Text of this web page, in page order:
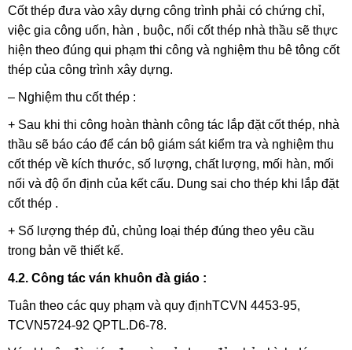
Cốt thép đưa vào xây dựng công trình phải có chứng chỉ,
việc gia công uốn, hàn , buộc, nối cốt thép nhà thầu sẽ thực
hiện theo đúng qui phạm thi công và nghiệm thu bê tông cốt
thép của công trình xây dựng.
– Nghiệm thu cốt thép :
+ Sau khi thi công hoàn thành công tác lắp đặt cốt thép, nhà
thầu sẽ báo cáo để cán bộ giám sát kiểm tra và nghiệm thu
cốt thép về kích thước, số lượng, chất lượng, mối hàn, mối
nối và độ ổn định của kết cấu. Dung sai cho thép khi lắp đặt
cốt thép .
+ Số lượng thép đủ, chủng loại thép đúng theo yêu cầu
trong bản vẽ thiết kế.
4.2. Công tác ván khuôn đà giáo :
Tuân theo các quy phạm và quy địnhTCVN 4453-95,
TCVN5724-92 QPTL.D6-78.